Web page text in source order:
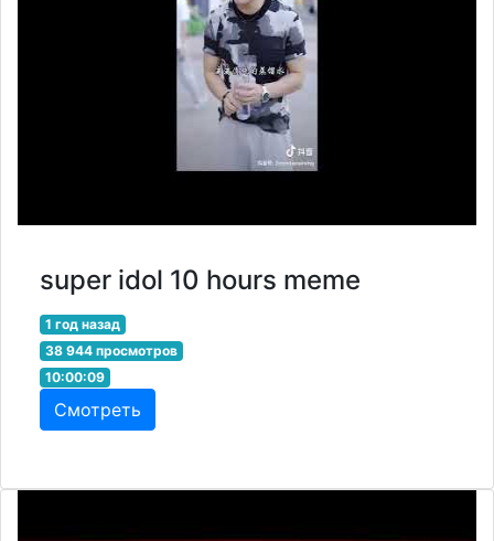
super idol 10 hours meme
1 год назад
38 944 просмотров
10:00:09
Смотреть